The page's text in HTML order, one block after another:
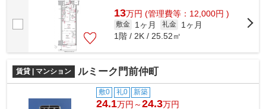
13万円 (管理費等：12,000円 )
敷金 1ヶ月 礼金
1ヶ月
1階 / 2K / 25.52㎡
賃貸 | マンション ルミーク門前仲町
敷0 礼0 新築
24.1万円～24.3万円